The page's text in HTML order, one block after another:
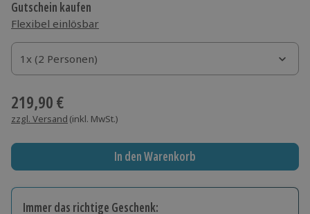
Gutschein kaufen
Flexibel einlösbar
1x (2 Personen)
1x (2 Personen)
1x (2 Personen)
219,90 €
zzgl. Versand (inkl. MwSt.)
In den Warenkorb
Immer das richtige Geschenk: